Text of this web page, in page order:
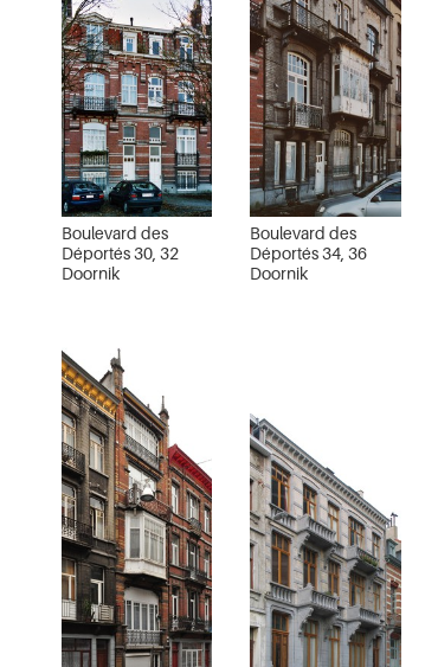
Boulevard des
Déportés 30, 32
Doornik
Boulevard des
Déportés 34, 36
Doornik